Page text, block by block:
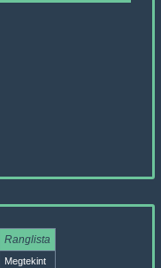
Ranglista
Megtekint